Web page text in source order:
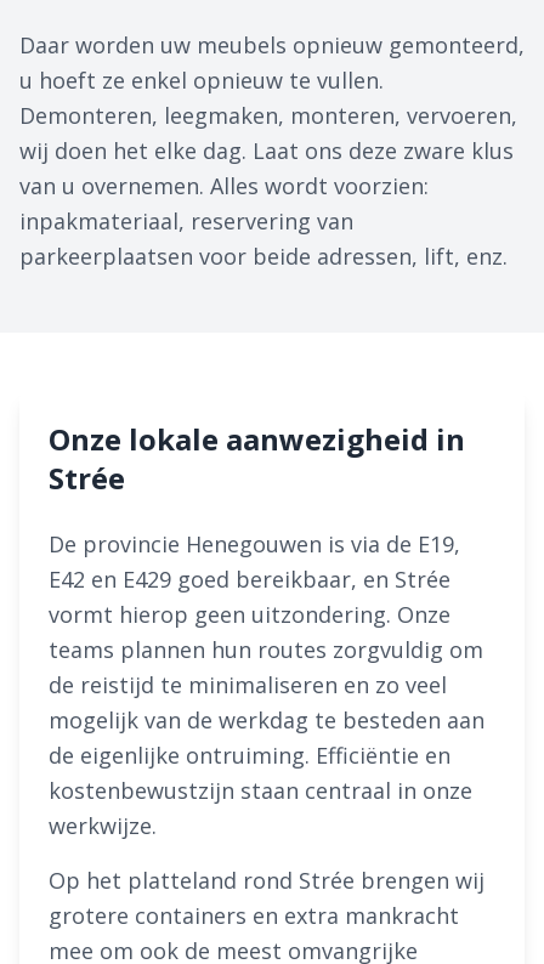
Daar worden uw meubels opnieuw gemonteerd,
u hoeft ze enkel opnieuw te vullen.
Demonteren, leegmaken, monteren, vervoeren,
wij doen het elke dag. Laat ons deze zware klus
van u overnemen. Alles wordt voorzien:
inpakmateriaal, reservering van
parkeerplaatsen voor beide adressen, lift, enz.
Onze lokale aanwezigheid in
Strée
De provincie Henegouwen is via de E19,
E42 en E429 goed bereikbaar, en Strée
vormt hierop geen uitzondering. Onze
teams plannen hun routes zorgvuldig om
de reistijd te minimaliseren en zo veel
mogelijk van de werkdag te besteden aan
de eigenlijke ontruiming. Efficiëntie en
kostenbewustzijn staan centraal in onze
werkwijze.
Op het platteland rond Strée brengen wij
grotere containers en extra mankracht
mee om ook de meest omvangrijke